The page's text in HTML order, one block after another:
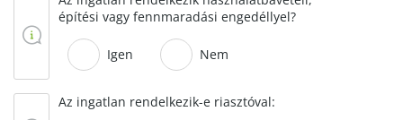
építési vagy fennmaradási engedéllyel?
Igen Nem
Az ingatlan rendelkezik-e riasztóval: